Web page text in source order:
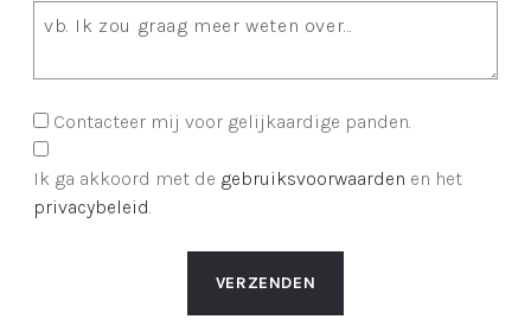
Contacteer mij voor gelijkaardige panden.
Ik ga akkoord met de gebruiksvoorwaarden en het
privacybeleid.
VERZENDEN